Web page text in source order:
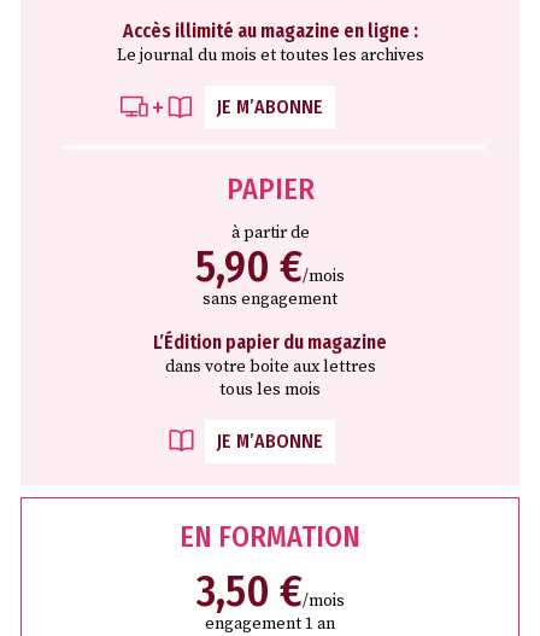
Accès illimité au magazine en ligne :
Le journal du mois et toutes les archives
JE M’ABONNE
PAPIER
à partir de
5,90 €/mois
sans engagement
L’Édition papier du magazine
dans votre boite aux lettres
tous les mois
JE M’ABONNE
EN FORMATION
3,50 €/mois
engagement 1 an